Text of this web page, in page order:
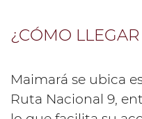
¿CÓMO
Maimará se ubica
Ruta Nacional 9,